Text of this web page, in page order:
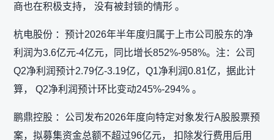
商也在积极支持， 没有被封锁的情形 。
杭电股份 ：预计2026年半年度归属于上市公司股东的净
利润为3.6亿元-4亿元，同比增长852%-958%。注：公司
Q2净利润预计2.79亿-3.19亿，Q1净利润0.81亿，据此计
算， Q2净利润预计环比变动245%-294% 。
鹏鼎控股 ：公司发布2026年度向特定对象发行A股股票预
案，拟募集资金总额不超过96亿元， 扣除发行费用后用